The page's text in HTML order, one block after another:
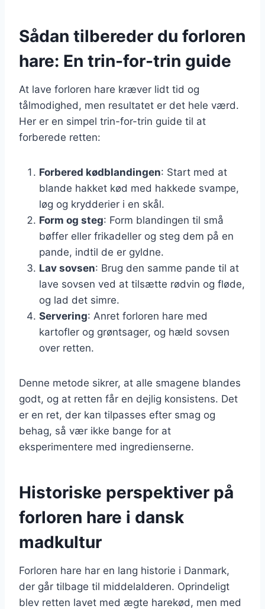
Sådan tilbereder du forloren
hare: En trin-for-trin guide
At lave forloren hare kræver lidt tid og
tålmodighed, men resultatet er det hele værd.
Her er en simpel trin-for-trin guide til at
forberede retten:
Forbered kødblandingen: Start med at
blande hakket kød med hakkede svampe,
løg og krydderier i en skål.
Form og steg: Form blandingen til små
bøffer eller frikadeller og steg dem på en
pande, indtil de er gyldne.
Lav sovsen: Brug den samme pande til at
lave sovsen ved at tilsætte rødvin og fløde,
og lad det simre.
Servering: Anret forloren hare med
kartofler og grøntsager, og hæld sovsen
over retten.
Denne metode sikrer, at alle smagene blandes
godt, og at retten får en dejlig konsistens. Det
er en ret, der kan tilpasses efter smag og
behag, så vær ikke bange for at
eksperimentere med ingredienserne.
Historiske perspektiver på
forloren hare i dansk
madkultur
Forloren hare har en lang historie i Danmark,
der går tilbage til middelalderen. Oprindeligt
blev retten lavet med ægte harekød, men med